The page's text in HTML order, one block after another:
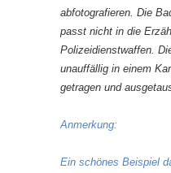
abfotografieren. Die
passt nicht in die
Polizeidienstwaffen.
unauffällig in einem
getragen und
Anmerkung:
Ein schönes Beispiel